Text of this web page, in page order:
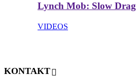
Lynch Mob: Slow Drag
VIDEOS
KONTAKT